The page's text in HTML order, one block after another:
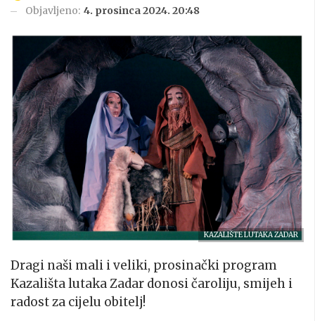
Objavljeno: 4. prosinca 2024. 20:48
KAZALIŠTE LUTAKA ZADAR
Dragi naši mali i veliki, prosinački program
Kazališta lutaka Zadar donosi čaroliju, smijeh i
radost za cijelu obitelj!